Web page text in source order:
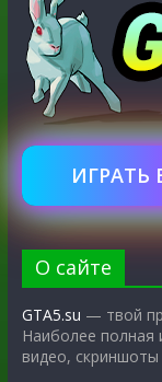
ИГРАТЬ
О сайте
GTA5.su — твой
Наиболее полная
видео, скриншоты